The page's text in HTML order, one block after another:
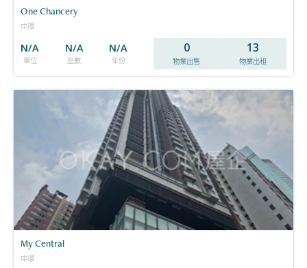
One Chancery
中環
N/A
單位
N/A
座數
N/A
年份
0
物業出售
13
物業出租
My Central
中環